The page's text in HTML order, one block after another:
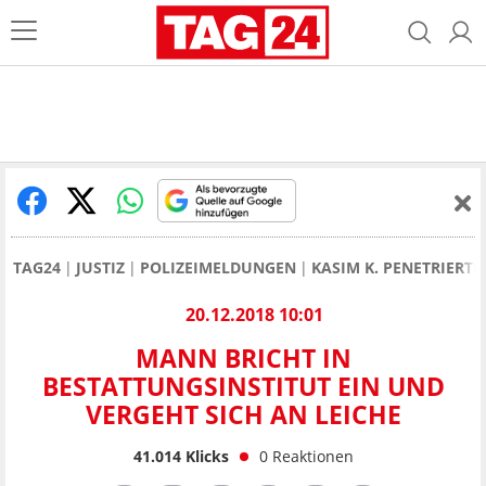
TAG24 JUSTIZ POLIZEIMELDUNGEN KASIM K.
20.12.2018 10:01
MANN BRICHT IN
BESTATTUNGSINSTITUT EIN UND
VERGEHT SICH AN LEICHE
41.014Klicks 0 Reaktionen